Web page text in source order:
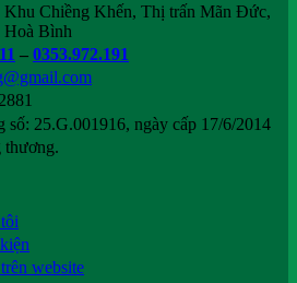
Khu Chiềng Khến, Thị trấn Mãn Đức,
Hoà Bình
– 0353.972.191
số: 25.G.001916, ngày cấp 17/6/2014
thương.
website